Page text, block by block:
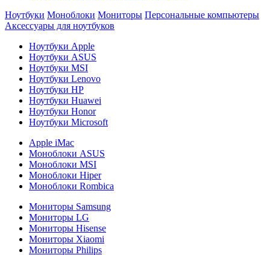
Ноутбуки Моноблоки Мониторы Персональные компьютеры
Аксессуары для ноутбуков
Ноутбуки Apple
Ноутбуки ASUS
Ноутбуки MSI
Ноутбуки Lenovo
Ноутбуки HP
Ноутбуки Huawei
Ноутбуки Honor
Ноутбуки Microsoft
Apple iMac
Моноблоки ASUS
Моноблоки MSI
Моноблоки Hiper
Моноблоки Rombica
Мониторы Samsung
Мониторы LG
Мониторы Hisense
Мониторы Xiaomi
Мониторы Philips